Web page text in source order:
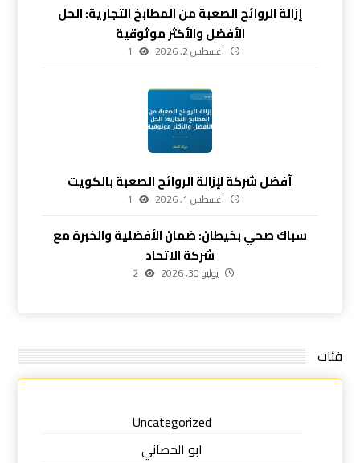
إزالة الروائح الصعبة من المطابخ التجارية: الحل
الأفضل والأكثر موثوقية
أغسطس 2, 2026 1
أفضل شركة لإزالة الروائح الصعبة بالكويت
أغسطس 1, 2026 1
سباك صحي بخيطان: ضمان الأفضلية والخبرة مع
شركة الاتحاد
يوليو 30, 2026 2
فئات
Uncategorized
ابو الحصاني